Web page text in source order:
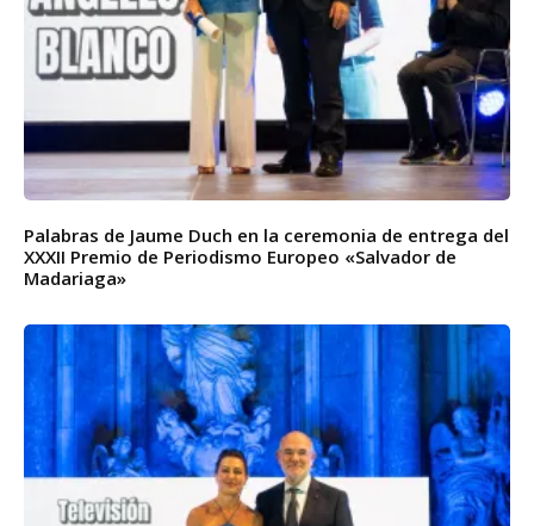
Palabras de Jaume Duch en la ceremonia de entrega del
XXXII Premio de Periodismo Europeo «Salvador de
Madariaga»